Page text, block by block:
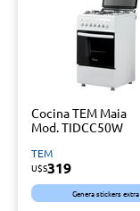
Cocina TEM Maia
Mod. TIDCC50W
TEM
U$S319
Genera stickers extra